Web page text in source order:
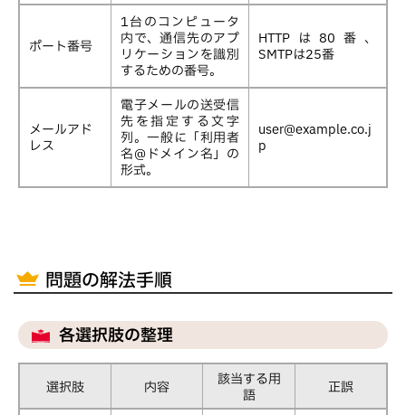
ポート番号
1台のコンピュータ
内で、通信先のアプ
リケーションを識別
するための番号。
HTTPは80番、
SMTPは25番
メールアド
レス
電子メールの送受信
先を指定する文字
列。一般に「利用者
名@ドメイン名」の
形式。
user@example.co.j
p
問題の解法手順
各選択肢の整理
選択肢 内容
該当する用
語
正誤